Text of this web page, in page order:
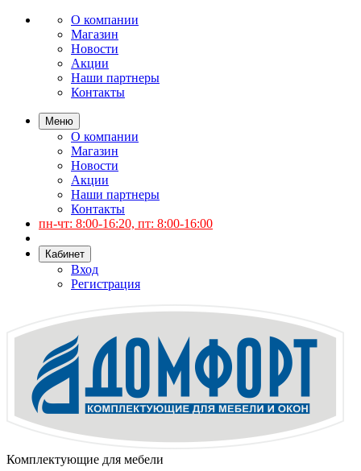
О компании
Магазин
Новости
Акции
Наши партнеры
Контакты
Меню
О компании
Магазин
Новости
Акции
Наши партнеры
Контакты
пн-чт: 8:00-16:20, пт: 8:00-16:00
Кабинет
Вход
Регистрация
Комплектующие для мебели